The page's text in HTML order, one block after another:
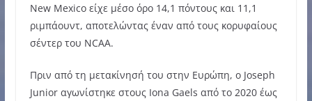
New Mexico είχε μέσο όρο 14,1 πόντους και 11,1
ριμπάουντ, αποτελώντας έναν από τους κορυφαίους
σέντερ του NCAA.
Πριν από τη μετακίνησή του στην Ευρώπη, ο Joseph
Junior αγωνίστηκε στους Iona Gaels από το 2020 έως